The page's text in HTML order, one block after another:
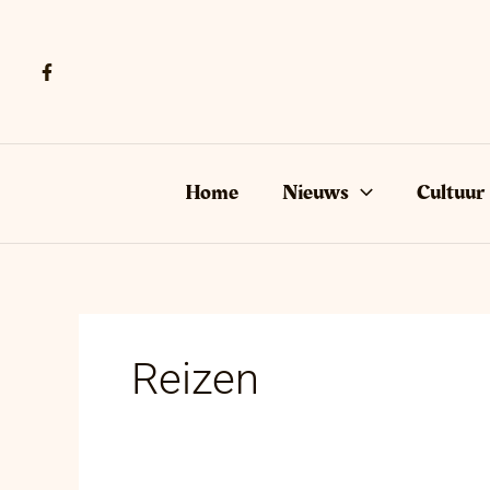
Home Nieuws Cultuur
Reizen